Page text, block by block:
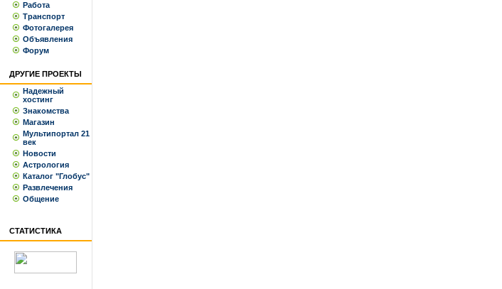
Работа
Транспорт
Фотогалерея
Объявления
Форум
ДРУГИЕ ПРОЕКТЫ
Надежный
хостинг
Знакомства
Магазин
Мультипортал 21
век
Новости
Астрология
Каталог "Глобус"
Развлечения
Общение
СТАТИСТИКА